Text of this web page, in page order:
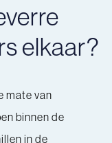
elkaar?
mate van
binnen de
in de